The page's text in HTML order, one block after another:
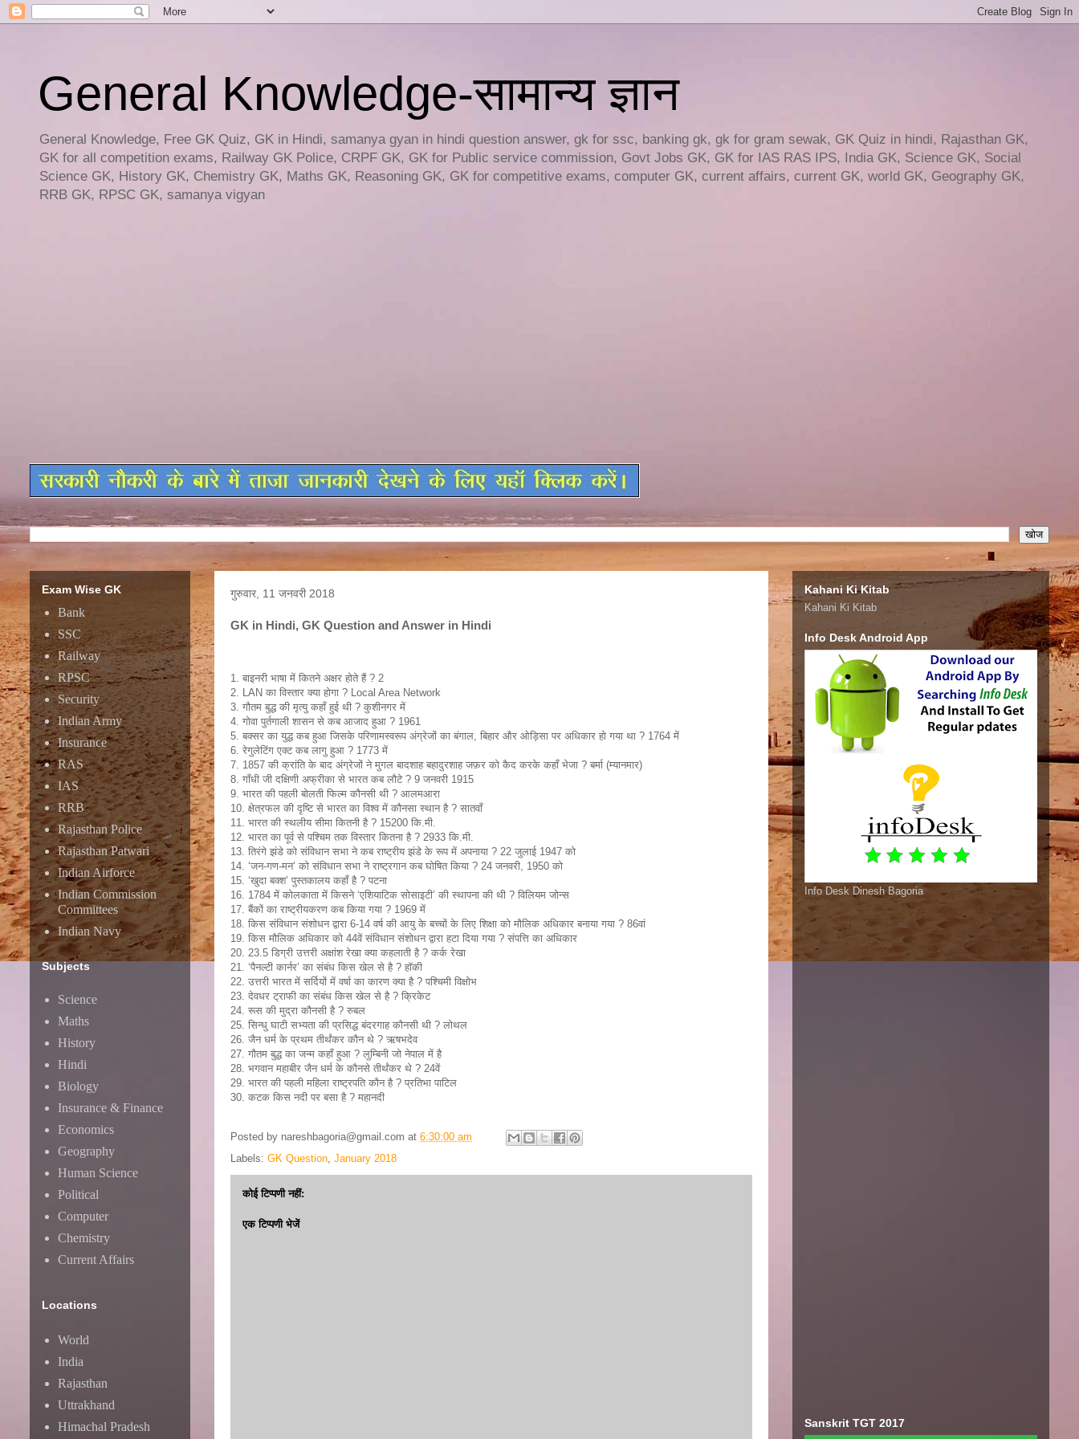
General Knowledge-सामान्य ज्ञान
General Knowledge, Free GK Quiz, GK in Hindi, samanya gyan in hindi question answer, gk for ssc, banking gk, gk for gram sewak, GK Quiz in hindi, Rajasthan GK,
GK for all competition exams, Railway GK Police, CRPF GK, GK for Public service commission, Govt Jobs GK, GK for IAS RAS IPS, India GK, Science GK, Social
Science GK, History GK, Chemistry GK, Maths GK, Reasoning GK, GK for competitive exams, computer GK, current affairs, current GK, world GK, Geography GK,
RRB GK, RPSC GK, samanya vigyan
गुरुवार, 11 जनवरी 2018
GK in Hindi, GK Question and Answer in Hindi
1. बाइनरी भाषा में कितने अक्षर होते हैं ? 2
2. LAN का विस्तार क्या होगा ? Local Area Network
3. गौतम बुद्ध की मृत्यु कहाँ हुई थी ? कुशीनगर में
4. गोवा पुर्तगाली शासन से कब आजाद हुआ ? 1961
5. बक्सर का युद्ध कब हुआ जिसके परिणामस्वरूप अंग्रेजों का बंगाल, बिहार और ओड़िसा पर अधिकार हो गया था ? 1764 में
6. रेगुलेटिंग एक्ट कब लागु हुआ ? 1773 में
7. 1857 की क्रांति के बाद अंग्रेजों ने मुगल बादशाह बहादुरशाह जफ़र को कैद करके कहाँ भेजा ? बर्मा (म्यानमार)
8. गाँधी जी दक्षिणी अफ्रीका से भारत कब लौटे ? 9 जनवरी 1915
9. भारत की पहली बोलती फिल्म कौनसी थी ? आलमआरा
10. क्षेत्रफल की दृष्टि से भारत का विश्व में कौनसा स्थान है ? सातवाँ
11. भारत की स्थलीय सीमा कितनी है ? 15200 कि.मी.
12. भारत का पूर्व से पश्चिम तक विस्तार कितना है ? 2933 कि.मी.
13. तिरंगे झंडे को संविधान सभा ने कब राष्ट्रीय झंडे के रूप में अपनाया ? 22 जुलाई 1947 को
14. ‘जन-गण-मन’ को संविधान सभा ने राष्ट्रगान कब घोषित किया ? 24 जनवरी, 1950 को
15. ‘खुदा बक्श’ पुस्तकालय कहाँ है ? पटना
16. 1784 में कोलकाता में किसने ‘एशियाटिक सोसाइटी’ की स्थापना की थी ? विलियम जोन्स
17. बैंकों का राष्ट्रीयकरण कब किया गया ? 1969 में
18. किस संविधान संशोधन द्वारा 6-14 वर्ष की आयु के बच्चों के लिए शिक्षा को मौलिक अधिकार बनाया गया ? 86वां
19. किस मौलिक अधिकार को 44वें संविधान संशोधन द्वारा हटा दिया गया ? संपत्ति का अधिकार
20. 23.5 डिग्री उत्तरी अक्षांश रेखा क्या कहलाती है ? कर्क रेखा
21. ‘पैनल्टी कार्नर’ का संबंध किस खेल से है ? हॉकी
22. उत्तरी भारत में सर्दियों में वर्षा का कारण क्या है ? पश्चिमी विक्षोभ
23. देवधर ट्राफी का संबंध किस खेल से है ? क्रिकेट
24. रूस की मुद्रा कौनसी है ? रुबल
25. सिन्धु घाटी सभ्यता की प्रसिद्ध बंदरगाह कौनसी थी ? लोथल
26. जैन धर्म के प्रथम तीर्थंकर कौन थे ? ऋषभदेव
27. गौतम बुद्ध का जन्म कहाँ हुआ ? लुम्बिनी जो नेपाल में है
28. भगवान महाबीर जैन धर्म के कौनसे तीर्थंकर थे ? 24वें
29. भारत की पहली महिला राष्ट्रपति कौन है ? प्रतिभा पाटिल
30. कटक किस नदी पर बसा है ? महानदी
Posted by nareshbagoria@gmail.com at 6:30:00 am
Labels: GK Question, January 2018
कोई टिप्पणी नहीं:
एक टिप्पणी भेजें
Exam Wise GK
Bank
SSC
Railway
RPSC
Security
Indian Army
Insurance
RAS
IAS
RRB
Rajasthan Police
Rajasthan Patwari
Indian Airforce
Indian Commission
Committees
Indian Navy
Subjects
Science
Maths
History
Hindi
Biology
Insurance & Finance
Economics
Geography
Human Science
Political
Computer
Chemistry
Current Affairs
Locations
World
India
Rajasthan
Uttrakhand
Himachal Pradesh
Kahani Ki Kitab
Kahani Ki Kitab
Info Desk Android App
Info Desk Dinesh Bagoria
Sanskrit TGT 2017